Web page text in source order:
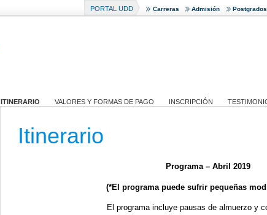
PORTAL UDD Carreras Admisión Postgrados
ITINERARIO VALORES Y FORMAS DE PAGO INSCRIPCIÓN
Itinerario
Programa – Abril 2019
(*El programa puede sufrir pequeñas
El programa incluye pausas de almuerzo y